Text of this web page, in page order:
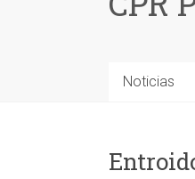
Noticias